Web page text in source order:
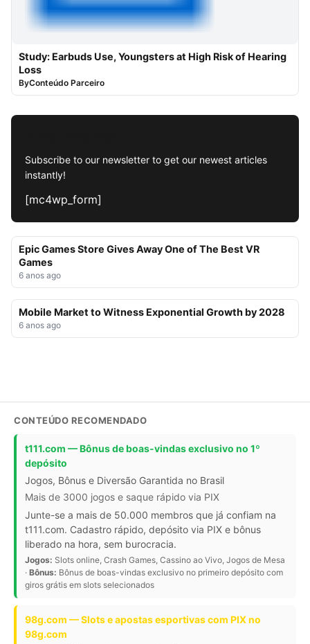
Study: Earbuds Use, Youngsters at High Risk of Hearing
Loss
ByConteúdo Parceiro
Subscribe to our newsletter to get our newest articles
instantly!
[mc4wp_form]
Epic Games Store Gives Away One of The Best VR
Games
6 anos ago
Mobile Market to Witness Exponential Growth by 2028
6 anos ago
CONTEÚDO RECOMENDADO
t111.com — Bônus de boas-vindas exclusivo no 1º
depósito
Jogos, Bônus e Diversão Garantida no Brasil
Mais de 3000 jogos e saque rápido via PIX
Junte-se a mais de 50.000 membros que já confiam na
t111.com. Cadastro rápido, depósito via PIX e bônus
liberado na hora, sem burocracia.
Jogos: Slots online, Crash Games, Cassino ao Vivo, Jogos de Mesa
· Bônus: Bônus de boas-vindas exclusivo no primeiro depósito com
giros grátis em slots selecionados
98g.com — Slots e apostas esportivas com PIX no
98g.com